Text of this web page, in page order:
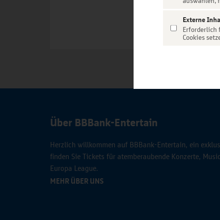
Über BBBank-Entertain
Herzlich willkommen auf BBBank-Entertain, ein
finden Sie Tickets für atemberaubende Konzerte,
Europa League.
MEHR ÜBER UNS
Externe
Erforderlich
Cookies